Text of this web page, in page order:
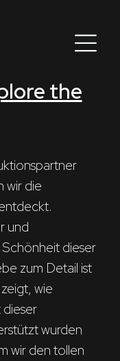
the
wir die
und
dieser
zum Detail ist
wie
wurden
wir den tollen